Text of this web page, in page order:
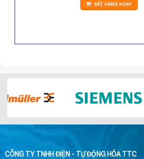
ĐẶT HÀNG NGAY
CÔNG TY TNHH ĐIỆN - TỰ ĐỘNG HÓA TTC